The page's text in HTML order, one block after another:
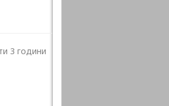
3 години